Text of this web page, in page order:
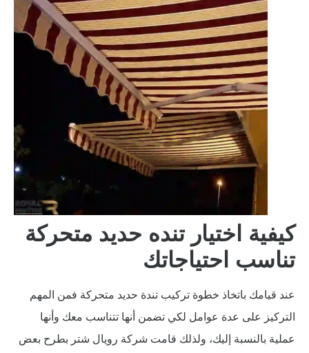
كيفية اختيار تنده حديد متحركة
تناسب احتياجاتك
عند قيامك باتخاذ خطوة تركيب تندة حديد متحركة فمن المهم
التركيز على عدة عوامل لكي تضمن أنها تتناسب معك وأنها
عملية بالنسبة إليك، ولذلك قامت شركة رويال شتر بطرح بعض